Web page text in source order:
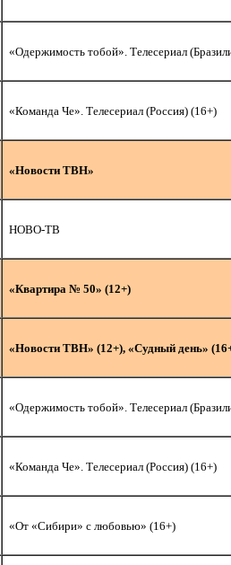
«Одержимость тобой». Телесериал
«Команда Че». Телесериал (Россия) (16+)
«Новости ТВН»
НОВО-ТВ
«Квартира № 50» (12+)
«Новости ТВН» (12+), «Судный день»
«Одержимость тобой». Телесериал
«Команда Че». Телесериал (Россия) (16+)
«От «Сибири» с любовью» (16+)